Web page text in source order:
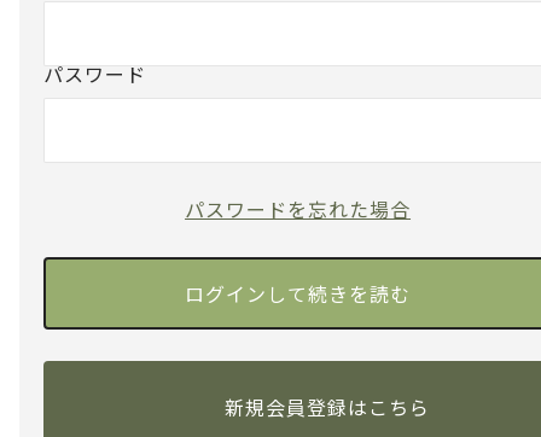
パスワード
パスワードを忘れた場合
新規会員登録はこちら